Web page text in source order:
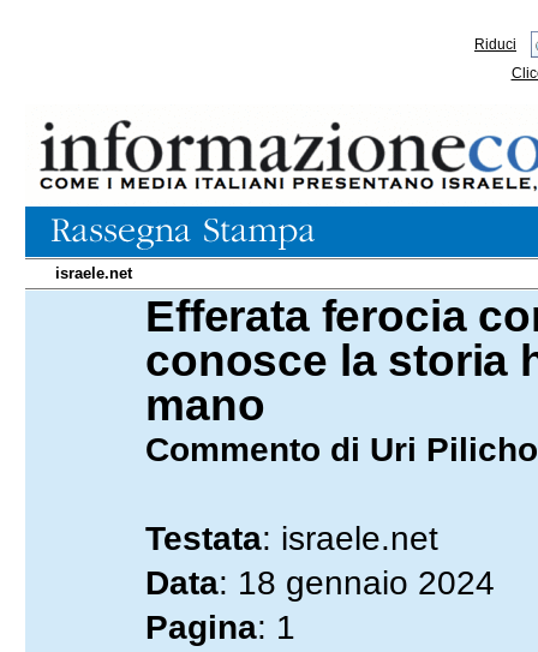
Riduci
israele.net
Efferata ferocia
conosce la storia
mano
Commento di Uri
Testata: israele.net
Data: 18 gennaio 2024
Pagina: 1